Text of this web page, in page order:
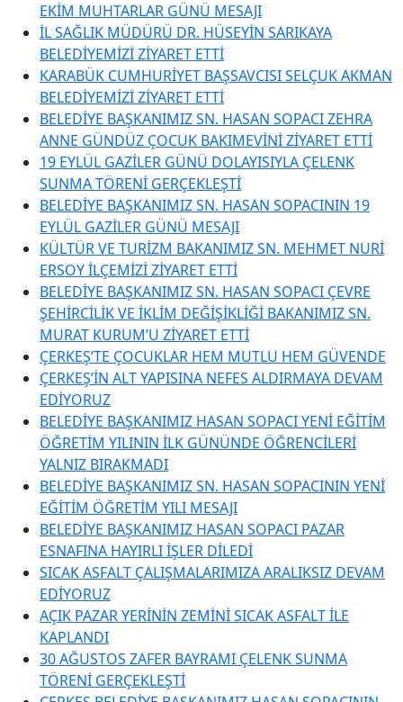
EKİM MUHTARLAR GÜNÜ MESAJI
İL SAĞLIK MÜDÜRÜ DR. HÜSEYİN SARIKAYA
BELEDİYEMİZİ ZİYARET ETTİ
KARABÜK CUMHURİYET BAŞSAVCISI SELÇUK AKMAN
BELEDİYEMİZİ ZİYARET ETTİ
BELEDİYE BAŞKANIMIZ SN. HASAN SOPACI ZEHRA
ANNE GÜNDÜZ ÇOCUK BAKIMEVİNİ ZİYARET ETTİ
19 EYLÜL GAZİLER GÜNÜ DOLAYISIYLA ÇELENK
SUNMA TÖRENİ GERÇEKLEŞTİ
BELEDİYE BAŞKANIMIZ SN. HASAN SOPACININ 19
EYLÜL GAZİLER GÜNÜ MESAJI
KÜLTÜR VE TURİZM BAKANIMIZ SN. MEHMET NURİ
ERSOY İLÇEMİZİ ZİYARET ETTİ
BELEDİYE BAŞKANIMIZ SN. HASAN SOPACI ÇEVRE
ŞEHİRCİLİK VE İKLİM DEĞİŞİKLİĞİ BAKANIMIZ SN.
MURAT KURUM’U ZİYARET ETTİ
ÇERKEŞ’TE ÇOCUKLAR HEM MUTLU HEM GÜVENDE
ÇERKEŞ’İN ALT YAPISINA NEFES ALDIRMAYA DEVAM
EDİYORUZ
BELEDİYE BAŞKANIMIZ HASAN SOPACI YENİ EĞİTİM
ÖĞRETİM YILININ İLK GÜNÜNDE ÖĞRENCİLERİ
YALNIZ BIRAKMADI
BELEDİYE BAŞKANIMIZ SN. HASAN SOPACININ YENİ
EĞİTİM ÖĞRETİM YILI MESAJI
BELEDİYE BAŞKANIMIZ HASAN SOPACI PAZAR
ESNAFINA HAYIRLI İŞLER DİLEDİ
SICAK ASFALT ÇALIŞMALARIMIZA ARALIKSIZ DEVAM
EDİYORUZ
AÇIK PAZAR YERİNİN ZEMİNİ SICAK ASFALT İLE
KAPLANDI
30 AĞUSTOS ZAFER BAYRAMI ÇELENK SUNMA
TÖRENİ GERÇEKLEŞTİ